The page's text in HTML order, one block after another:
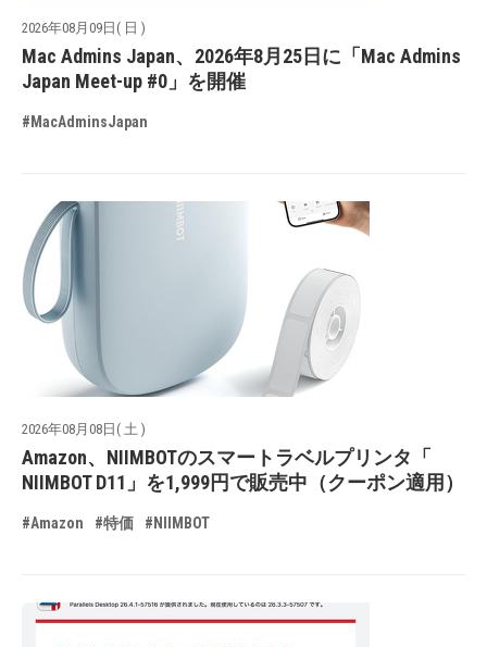
2026年08月09日( 日 )
Mac Admins Japan、2026年8月25日に「Mac Admins
Japan Meet-up #0」を開催
#MacAdminsJapan
2026年08月08日( 土 )
Amazon、NIIMBOTのスマートラベルプリンタ「
NIIMBOT D11」を1,999円で販売中（クーポン適用）
#Amazon #特価 #NIIMBOT